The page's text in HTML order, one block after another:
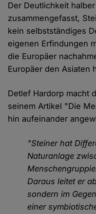
Der Deutlichkeit
zusammengefasst,
kein selbstständiges
eigenen Erfindungen
die Europäer
Europäer den Asiaten
Detlef Hardorp macht
seinem Artikel "Die
hin aufeinander
"Steiner hat
Naturanlage
Daraus leitet er
sondern im
einer